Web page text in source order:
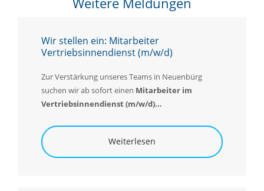
Wir stellen ein: Mitarbeiter
Vertriebsinnendienst (m/w/d)
Zur Verstärkung unseres Teams in Neuenbürg
suchen wir ab sofort einen Mitarbeiter im
Vertriebsinnendienst (m/w/d)...
Weiterlesen